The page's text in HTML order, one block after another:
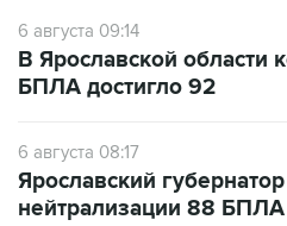
6 августа 09:14
В Ярославской области
БПЛА достигло 92
6 августа 08:17
Ярославский
нейтрализации 88